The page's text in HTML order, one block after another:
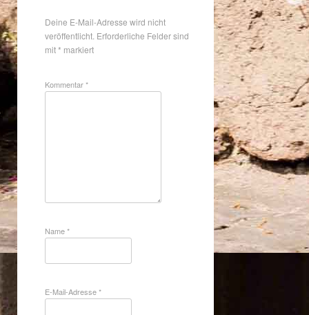
Deine E-Mail-Adresse wird nicht
veröffentlicht. Erforderliche Felder sind
mit* markiert
Kommentar*
Name*
E-Mail-Adresse*